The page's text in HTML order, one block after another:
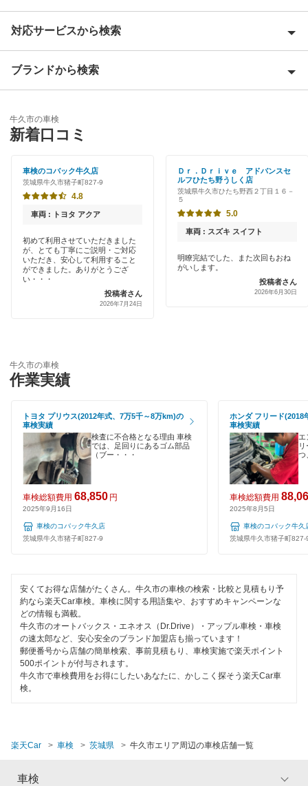
石岡市
稲敷郡
稲敷市
小美玉市
笠間市
鹿嶋市
神栖市
北茨城市
古河市
猿島郡
下妻市
常総市
高萩市
筑西市
つくばみらい市
土浦市
取手市
那珂郡
対応サービスから検索
Award 受賞店
特典あり
新車初回割りあり
早割りあり
クレジットカードOK
土日祝OK
ハイブリッド車OK
EV車OK
120分以内の車検
1日車検
夜間受付
整備保証
ブランドから検索
「車検の速太郎」
伊藤忠エネクス
宇佐美車検
ユアサ車検
車検のコバック
マッハ車検
牛久市の車検
新着口コミ
車検のコバック牛久店
茨城県牛久市猪子町827-9
4.8
車両 : トヨタ アクア
初めて利用させていただきました
が、とても丁寧にご説明・ご対応
いただき、安心して利用すること
ができました。ありがとうござ
い・・・
投稿者さん
2026年7月24日
Ｄｒ．Ｄｒｉｖｅ アドバンスセ
ルフひたち野うしく店
茨城県牛久市ひたち野西２丁目１６－
５
5.0
車両 : スズキ スイフト
明瞭完結でした、また次回もおね
がいします。
投稿者さん
2026年6月30日
牛久市の車検
作業実績
トヨタ プリウス(2012年式、7万5千～8万km)の
車検実績
検査に不合格となる理由 車検
では、足回りにあるゴム部品
（ブー・・・
車検総額費用 68,850 円
2025年9月16日
車検のコバック牛久店
茨城県牛久市猪子町827-9
ホンダ フリード(2018
車検実績
エ
リ
つ
車検総額費用
2025年8月5日
車検のコバック牛久
茨城県牛久市猪子町827-
安くてお得な店舗がたくさん。牛久市の車検の検索・比較と見積もり予
約なら楽天Car車検。車検に関する用語集や、おすすめキャンペーンな
どの情報も満載。
牛久市のオートバックス・エネオス（Dr.Drive）・アップル車検・車検
の速太郎など、安心安全のブランド加盟店も揃っています！
郵便番号から店舗の簡単検索、事前見積もり、車検実施で楽天ポイント
500ポイントが付与されます。
牛久市で車検費用をお得にしたいあなたに、かしこく探そう楽天Car車
検。
楽天Car 車検 茨城県 牛久市エリア周辺の車検店舗一覧
車検